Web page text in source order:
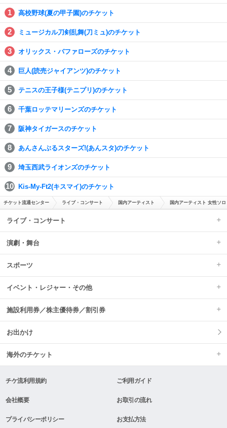
高校野球(夏の甲子園)のチケット
ミュージカル刀剣乱舞(刀ミュ)のチケット
オリックス・バファローズのチケット
巨人(読売ジャイアンツ)のチケット
テニスの王子様(テニプリ)のチケット
千葉ロッテマリーンズのチケット
阪神タイガースのチケット
あんさんぶるスターズ!(あんスタ)のチケット
埼玉西武ライオンズのチケット
Kis-My-Ft2(キスマイ)のチケット
チケット流通センター ライブ・コンサート 国内アーティスト 国内アーティスト 女性ソロ
ライブ・コンサート
演劇・舞台
スポーツ
イベント・レジャー・その他
施設利用券／株主優待券／割引券
お出かけ
海外のチケット
チケ流利用規約 ご利用ガイド
会社概要 お取引の流れ
プライバシーポリシー お支払方法